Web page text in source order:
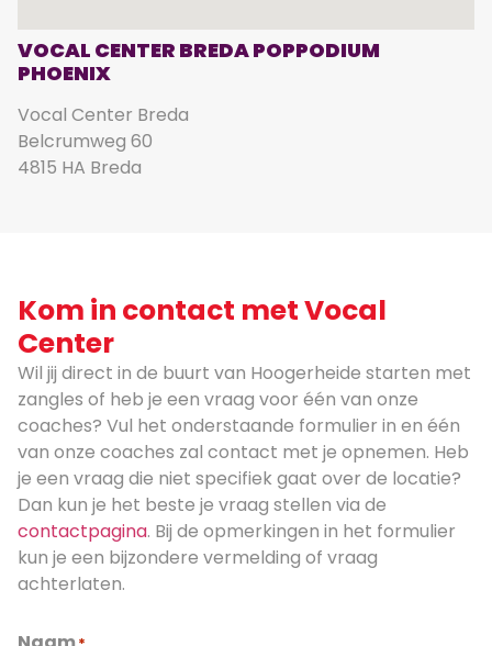
VOCAL CENTER BREDA POPPODIUM
PHOENIX
Vocal Center Breda
Belcrumweg 60
4815 HA Breda
Kom in contact met Vocal
Center
Wil jij direct in de buurt van Hoogerheide starten met
zangles of heb je een vraag voor één van onze
coaches? Vul het onderstaande formulier in en één
van onze coaches zal contact met je opnemen. Heb
je een vraag die niet specifiek gaat over de locatie?
Dan kun je het beste je vraag stellen via de
contactpagina. Bij de opmerkingen in het formulier
kun je een bijzondere vermelding of vraag
achterlaten.